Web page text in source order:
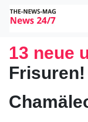
13 neue
Frisuren!